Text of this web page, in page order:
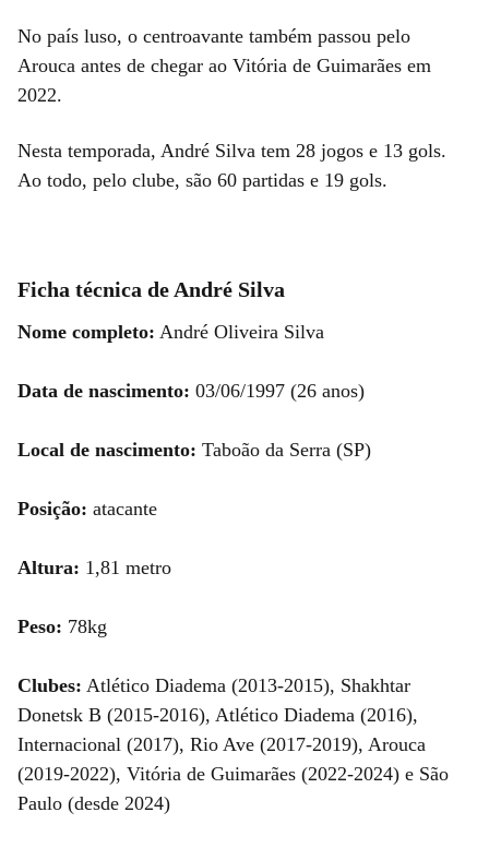
No país luso, o centroavante também passou pelo
Arouca antes de chegar ao Vitória de Guimarães em
2022.
Nesta temporada, André Silva tem 28 jogos e 13 gols.
Ao todo, pelo clube, são 60 partidas e 19 gols.
Ficha técnica de André Silva
Nome completo: André Oliveira Silva
Data de nascimento: 03/06/1997 (26 anos)
Local de nascimento: Taboão da Serra (SP)
Posição: atacante
Altura: 1,81 metro
Peso: 78kg
Clubes: Atlético Diadema (2013-2015), Shakhtar
Donetsk B (2015-2016), Atlético Diadema (2016),
Internacional (2017), Rio Ave (2017-2019), Arouca
(2019-2022), Vitória de Guimarães (2022-2024) e São
Paulo (desde 2024)